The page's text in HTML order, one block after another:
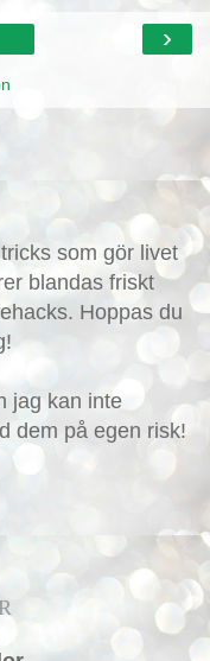
›
som gör livet
blandas friskt
Hoppas du
jag kan inte
dem på egen risk!